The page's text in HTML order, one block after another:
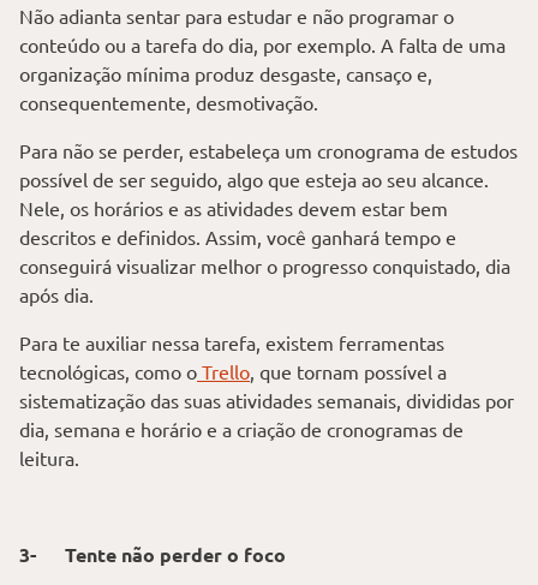
Não adianta sentar para estudar e não programar o
conteúdo ou a tarefa do dia, por exemplo. A falta de uma
organização mínima produz desgaste, cansaço e,
consequentemente, desmotivação.
Para não se perder, estabeleça um cronograma de estudos
possível de ser seguido, algo que esteja ao seu alcance.
Nele, os horários e as atividades devem estar bem
descritos e definidos. Assim, você ganhará tempo e
conseguirá visualizar melhor o progresso conquistado, dia
após dia.
Para te auxiliar nessa tarefa, existem ferramentas
tecnológicas, como o Trello, que tornam possível a
sistematização das suas atividades semanais, divididas por
dia, semana e horário e a criação de cronogramas de
leitura.
3- Tente não perder o foco